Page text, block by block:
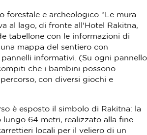
forestale e archeologico “Le mura
al lago, di fronte all'Hotel Rakitna,
tabellone con le informazioni di
mappa del sentiero con
informativi. (Su ogni pannello
che i bambini possono
con diversi giochi e
è esposto il simbolo di Rakitna: la
lungo 64 metri, realizzato alla fine
locali per il veliero di un